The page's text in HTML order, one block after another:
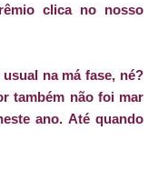
clica no nosso
na má fase, né?
também não foi mar
ano. Até quando